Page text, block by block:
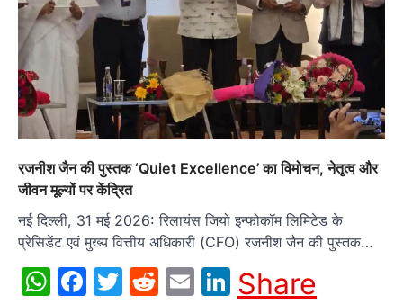
रजनीश जैन की पुस्तक ‘Quiet Excellence’ का विमोचन, नेतृत्व और
जीवन मूल्यों पर केंद्रित
नई दिल्ली, 31 मई 2026: रिलायंस जियो इन्फोकॉम लिमिटेड के
प्रेसिडेंट एवं मुख्य वित्तीय अधिकारी (CFO) रजनीश जैन की पुस्तक…
WhatsApp
Facebook
Twitter
Reddit
EmailLinkedIn
Share